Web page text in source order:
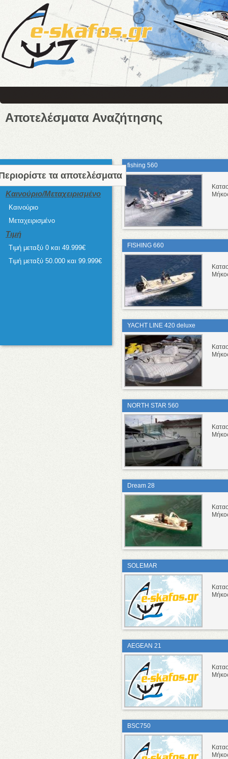
Αποτελέσματα Αναζήτησης
τα αποτελέσματα
Καινούριο/Μεταχειρισμένο
Καινούριο
Μεταχειρισμένο
Τιμή
Τιμή μεταξύ 0 και 49.999€
Τιμή μεταξύ 50.000 και 99.999€
fishing 560
FISHING 660
YACHT LINE 420 deluxe
NORTH STAR 560
Dream 28
SOLEMAR
AEGEAN 21
BSC750